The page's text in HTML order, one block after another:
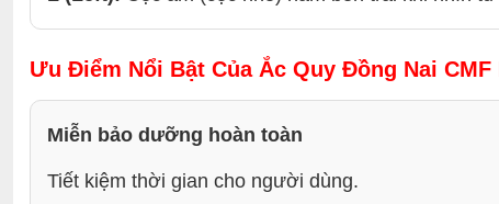
Ưu Điểm Nổi Bật Của Ắc Quy Đồng Nai CMF
Miễn bảo dưỡng hoàn toàn
Tiết kiệm thời gian cho người dùng.